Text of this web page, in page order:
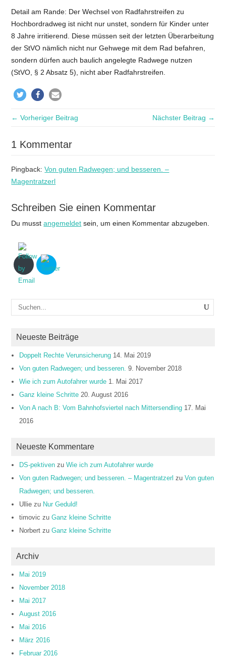
Detail am Rande: Der Wechsel von Radfahrstreifen zu
Hochbordradweg ist nicht nur unstet, sondern für Kinder unter
8 Jahre irritierend. Diese müssen seit der letzten Überarbeitung
der StVO nämlich nicht nur Gehwege mit dem Rad befahren,
sondern dürfen auch baulich angelegte Radwege nutzen
(StVO, § 2 Absatz 5), nicht aber Radfahrstreifen.
← Vorheriger Beitrag Nächster Beitrag →
1 Kommentar
Pingback:Von guten Radwegen; und besseren. –
Magentratzerl
Schreiben Sie einen Kommentar
Du musstangemeldet sein, um einen Kommentar abzugeben.
Neueste Beiträge
Doppelt Rechte Verunsicherung 14. Mai 2019
Von guten Radwegen; und besseren. 9. November 2018
Wie ich zum Autofahrer wurde 1. Mai 2017
Ganz kleine Schritte 20. August 2016
Von A nach B: Vom Bahnhofsviertel nach Mittersendling 17. Mai
2016
Neueste Kommentare
DS-pektiven zuWie ich zum Autofahrer wurde
Von guten Radwegen; und besseren. – Magentratzerl zuVon guten
Radwegen; und besseren.
Ullie zu Nur Geduld!
timovic zuGanz kleine Schritte
Norbert zuGanz kleine Schritte
Archiv
Mai 2019
November 2018
Mai 2017
August 2016
Mai 2016
März 2016
Februar 2016